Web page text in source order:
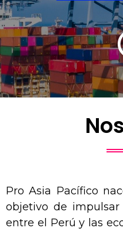
Pro Asia Pacífico
objetivo de
entre el Perú y las